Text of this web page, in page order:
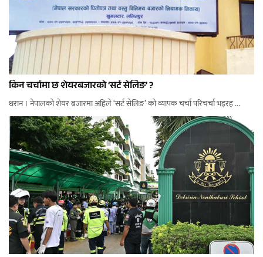
किन चर्चामा छ शेयरबजारको ‘सर्ट सेलिङ’ ?
धरान । नेपालको शेयर बजारमा अहिले ‘सर्ट सेलिङ’ को व्यापक चर्चा परिचर्चा भइरह ...